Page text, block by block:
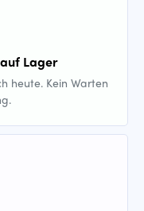
Lager
heute. Kein Warten